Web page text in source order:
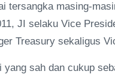
tersangka masing-
JI selaku Vice
Treasury sekaligus
sah dan cukup